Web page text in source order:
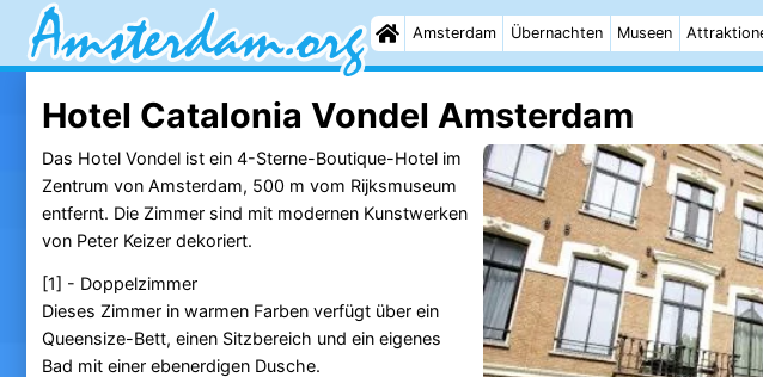
Amsterdam Übernachten Museen
Hotel Catalonia Vondel Amsterdam
Das Hotel Vondel ist ein 4-Sterne-Boutique-Hotel im
Zentrum von Amsterdam, 500 m vom Rijksmuseum
entfernt. Die Zimmer sind mit modernen Kunstwerken
von Peter Keizer dekoriert.
[1] - Doppelzimmer
Dieses Zimmer in warmen Farben verfügt über ein
Queensize-Bett, einen Sitzbereich und ein eigenes
Bad mit einer ebenerdigen Dusche.